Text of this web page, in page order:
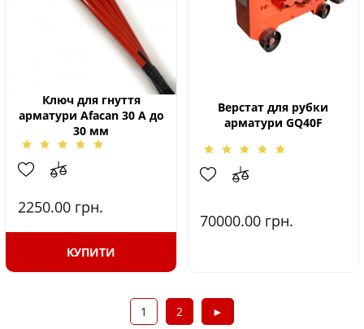
Ключ для гнуття
арматури Afacan 30 А до
30 мм
2250.00 грн.
КУПИТИ
Верстат для рубки
арматури GQ40F
70000.00 грн.
1 2 ►